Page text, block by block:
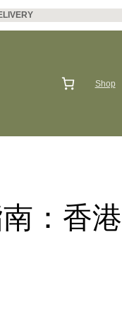
Shop
：香港